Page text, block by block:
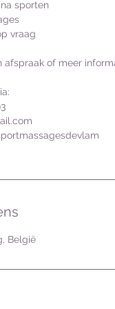
sporten
vraag
afspraak of meer
België